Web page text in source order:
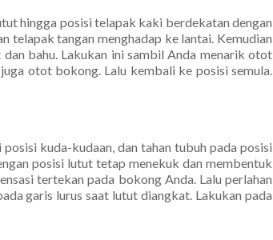
hingga posisi telapak kaki berdekatan dengan
telapak tangan menghadap ke lantai. Kemudian
bahu. Lakukan ini sambil Anda menarik otot
otot bokong. Lalu kembali ke posisi semula.
kuda-kudaan, dan tahan tubuh pada posisi
posisi lutut tetap menekuk dan membentuk
tertekan pada bokong Anda. Lalu perlahan
garis lurus saat lutut diangkat. Lakukan pada